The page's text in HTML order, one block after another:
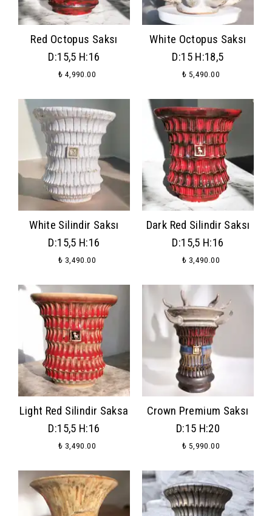
Red Octopus Saksı
D:15,5 H:16
₺ 4,990.00
White Octopus Saksı
D:15 H:18,5
₺ 5,490.00
White Silindir Saksı
D:15,5 H:16
₺ 3,490.00
Dark Red Silindir Saksı
D:15,5 H:16
₺ 3,490.00
Light Red Silindir Saksa
D:15,5 H:16
₺ 3,490.00
Crown Premium Saksı
D:15 H:20
₺ 5,990.00